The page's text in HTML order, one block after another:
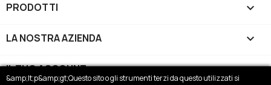
PRODOTTI 
LA NOSTRA AZIENDA 
IL TUO ACCOUNT 
&amp;lt;p&amp;gt;Questo sito o gli strumenti terzi da questo utilizzati si